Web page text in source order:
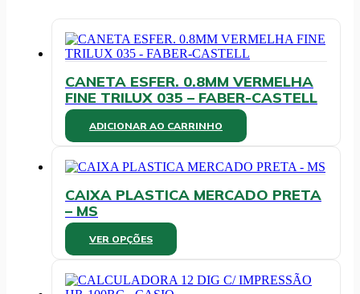
CANETA ESFER. 0.8MM VERMELHA
FINE TRILUX 035 – FABER-CASTELL
ADICIONAR AO CARRINHO
CAIXA PLASTICA MERCADO PRETA
– MS
VER OPÇÕES
produto
várias